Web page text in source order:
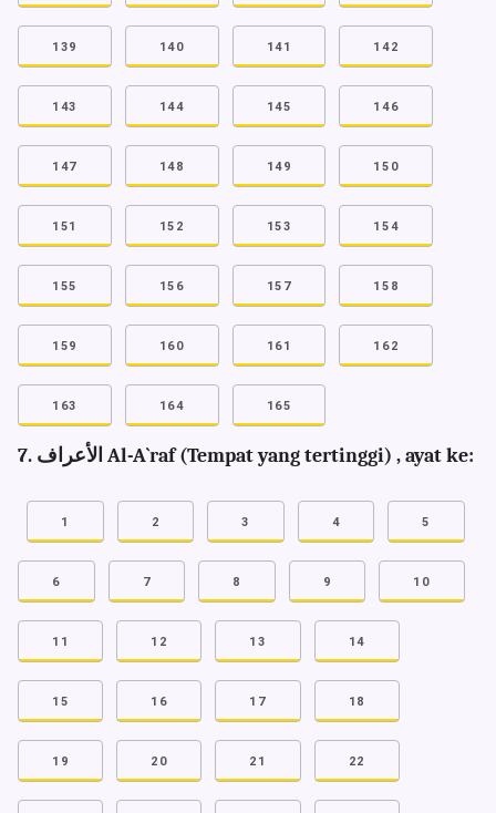
139 140 141 142
143 144 145 146
147 148 149 150
151 152 153 154
155 156 157 158
159 160 161 162
163 164 165
7. الأعراف Al-A`raf (Tempat yang tertinggi) , ayat ke:
1 2 3 4 5
6 7 8 9 10
11 12 13 14
15 16 17 18
19 20 21 22